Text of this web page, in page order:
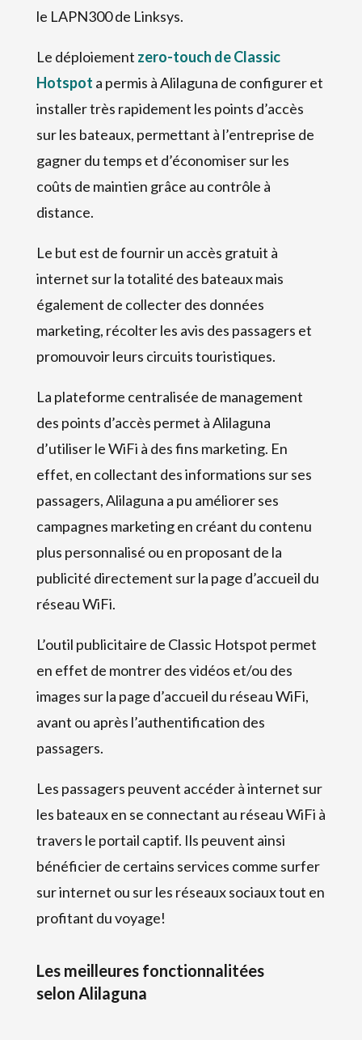
le LAPN300 de Linksys.
Le déploiement zero-touch de Classic
Hotspot a permis à Alilaguna de configurer et
installer très rapidement les points d’accès
sur les bateaux, permettant à l’entreprise de
gagner du temps et d’économiser sur les
coûts de maintien grâce au contrôle à
distance.
Le but est de fournir un accès gratuit à
internet sur la totalité des bateaux mais
également de collecter des données
marketing, récolter les avis des passagers et
promouvoir leurs circuits touristiques.
La plateforme centralisée de management
des points d’accès permet à Alilaguna
d’utiliser le WiFi à des fins marketing. En
effet, en collectant des informations sur ses
passagers, Alilaguna a pu améliorer ses
campagnes marketing en créant du contenu
plus personnalisé ou en proposant de la
publicité directement sur la page d’accueil du
réseau WiFi.
L’outil publicitaire de Classic Hotspot permet
en effet de montrer des vidéos et/ou des
images sur la page d’accueil du réseau WiFi,
avant ou après l’authentification des
passagers.
Les passagers peuvent accéder à internet sur
les bateaux en se connectant au réseau WiFi à
travers le portail captif. Ils peuvent ainsi
bénéficier de certains services comme surfer
sur internet ou sur les réseaux sociaux tout en
profitant du voyage!
Les meilleures fonctionnalitées
selon Alilaguna